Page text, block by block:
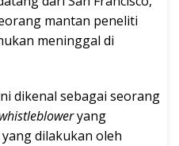
mantan peneliti
meninggal di
dikenal sebagai seorang
whistlebloweryang
dilakukan oleh